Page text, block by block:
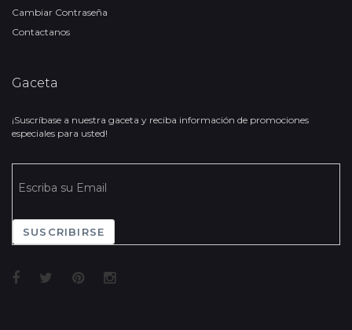
Cambiar Contraseña
Contactanos
Gaceta
¡Suscríbase a nuestra gaceta y reciba información de promociones
especiales para usted!
SUSCRIBIRSE